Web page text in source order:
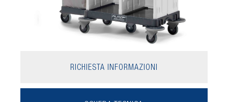
RICHIESTA INFORMAZIONI